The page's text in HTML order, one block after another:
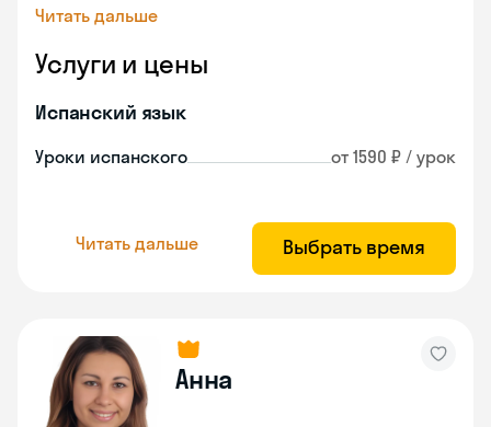
Читать дальше
Услуги и цены
Испанский язык
Уроки испанского от 1590 ₽ / урок
Читать дальше Выбрать время
Анна